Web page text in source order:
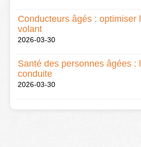
Conducteurs âgés : optimiser
volant
2026-03-30
Santé des personnes âgées :
conduite
2026-03-30